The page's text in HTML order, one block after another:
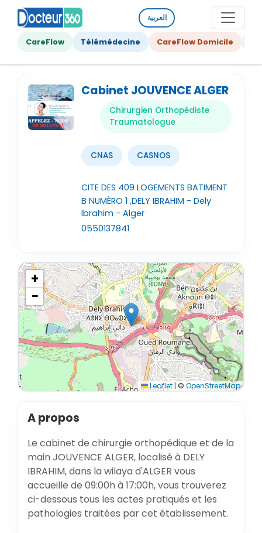
العربية
CareFlow Télémédecine CareFlow Domicile
Cabinet JOUVENCE ALGER
Chirurgien Orthopédiste
Traumatologue
CNAS CASNOS
CITE DES 409 LOGEMENTS BATIMENT
B NUMÈRO 1 ,DELY IBRAHIM - Dely
Ibrahim - Alger
0550137841
+
−
Leaflet | © OpenStreetMap
A propos
Le cabinet de chirurgie orthopédique et de la
main JOUVENCE ALGER, localisé à DELY
IBRAHIM, dans la wilaya d'ALGER vous
accueille de 09:00h à 17:00h, vous trouverez
ci-dessous tous les actes pratiqués et les
pathologies traitées par cet établissement.